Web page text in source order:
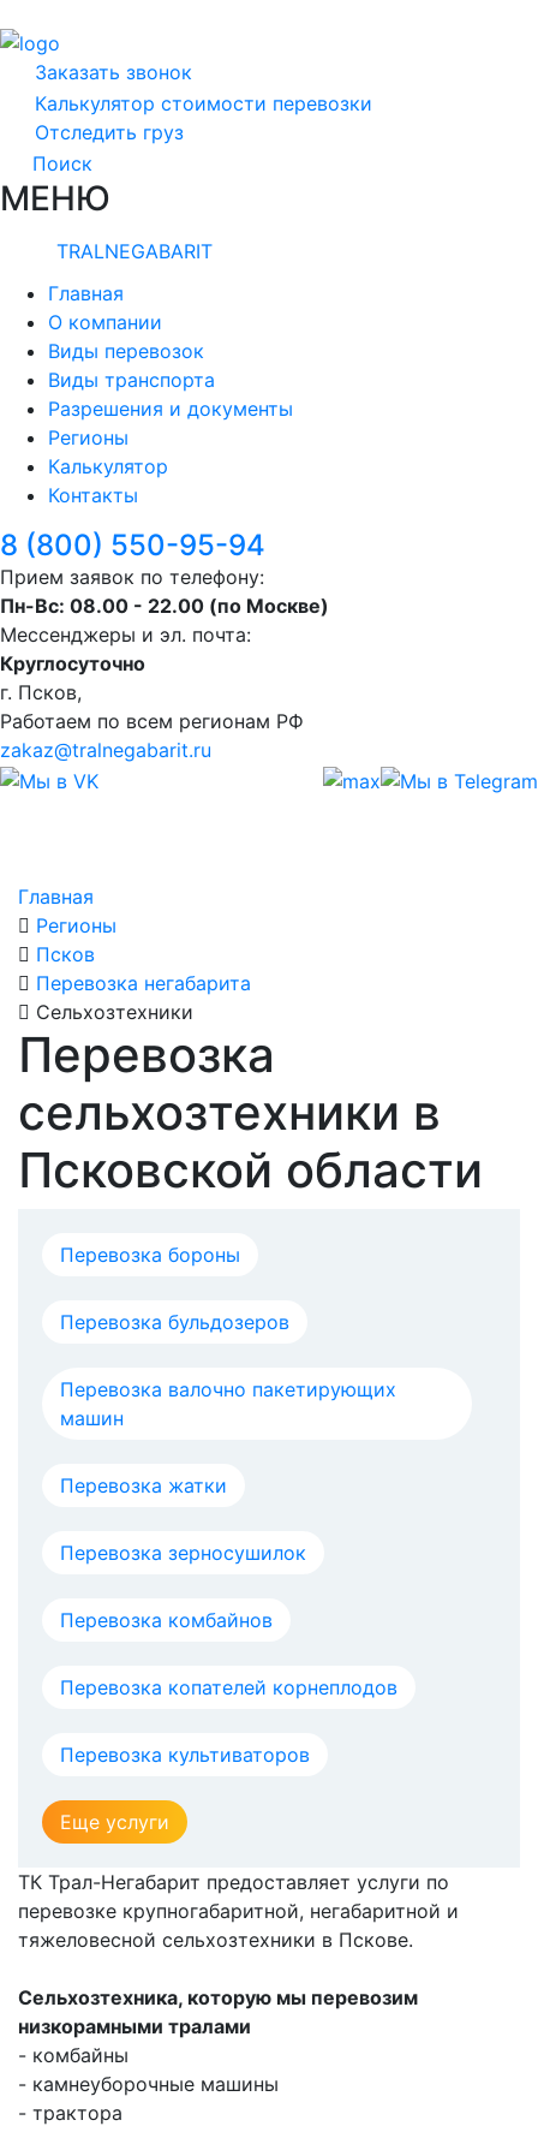
Заказать звонок
Калькулятор стоимости перевозки
Отследить груз
Поиск
МЕНЮ
TRALNEGABARIT
Главная
О компании
Виды перевозок
Виды транспорта
Разрешения и документы
Регионы
Калькулятор
Контакты
8 (800) 550-95-94
Прием заявок по телефону:
Пн-Вс: 08.00 - 22.00 (по Москве)
Мессенджеры и эл. почта:
Круглосуточно
г. Псков,
Работаем по всем регионам РФ
zakaz@tralnegabarit.ru
Главная
Регионы
Псков
Перевозка негабарита
Сельхозтехники
Перевозка
сельхозтехники в
Псковской области
Перевозка бороны
Перевозка бульдозеров
Перевозка валочно пакетирующих
машин
Перевозка жатки
Перевозка зерносушилок
Перевозка комбайнов
Перевозка копателей корнеплодов
Перевозка культиваторов
Еще услуги
ТК Трал-Негабарит предоставляет услуги по
перевозке крупногабаритной, негабаритной и
тяжеловесной сельхозтехники в Пскове.
Сельхозтехника, которую мы перевозим
низкорамными тралами
- комбайны
- камнеуборочные машины
- трактора